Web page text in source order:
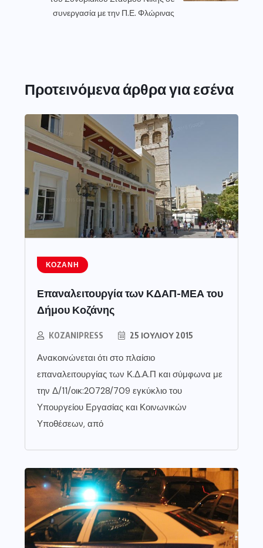
συνεργασία με την Π.Ε. Φλώρινας
Προτεινόμενα άρθρα για εσένα
ΚΟΖΆΝΗ
Επαναλειτουργία των ΚΔΑΠ-ΜΕΑ του
Δήμου Κοζάνης
KOZANIPRESS 25 ΙΟΥΛΊΟΥ 2015
Ανακοινώνεται ότι στο πλαίσιο
επαναλειτουργίας των Κ.Δ.Α.Π και σύμφωνα με
την Δ/11/οικ:20728/709 εγκύκλιο του
Υπουργείου Εργασίας και Κοινωνικών
Υποθέσεων, από